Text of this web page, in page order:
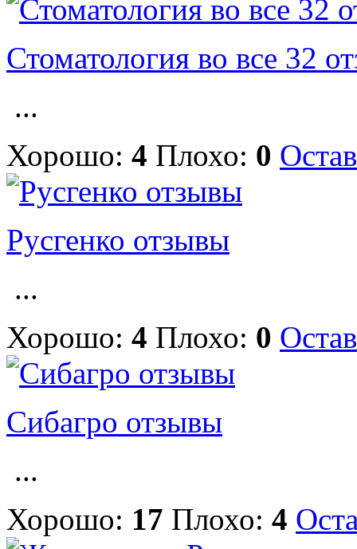
Стоматология во все 32
...
Хорошо: 4 Плохо: 0
Русгенко отзывы
...
Хорошо: 4 Плохо: 0
Сибагро отзывы
...
Хорошо: 17 Плохо: 4